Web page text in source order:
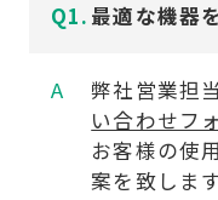
最適な機器
弊社営業担
い合わせフ
お客様の使
案を致します